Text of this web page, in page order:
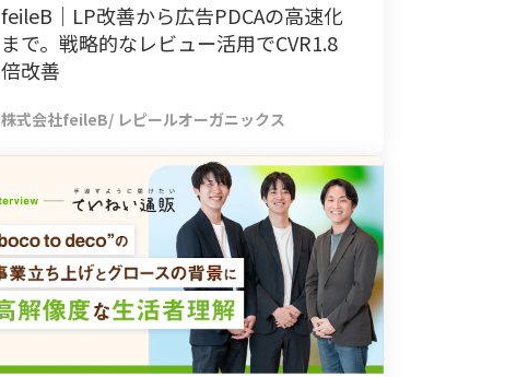
feileB｜LP改善から広告PDCAの高速化
まで。戦略的なレビュー活用でCVR1.8
倍改善
株式会社feileB/ レピールオーガニックス